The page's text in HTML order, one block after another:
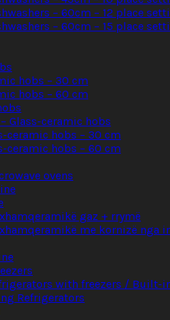
– 60cm – 12 place
– 60cm – 15 place
hobs – 30 cm
hobs – 60 cm
Glass-ceramic hobs
ceramic hobs – 30 cm
ceramic hobs – 60 cm
ovens
gaz + rrymë
me kornizë nga
with freezers / Built-
Refrigerators